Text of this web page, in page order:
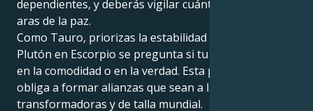
dependientes, y deberás vigilar cuánto das de ti en
aras de la paz.
Como Tauro, priorizas la estabilidad y la lealtad, pero
Plutón en Escorpio se pregunta si tu seguridad está
en la comodidad o en la verdad. Esta posición te
obliga a formar alianzas que sean a la vez seguras,
transformadoras y de talla mundial.